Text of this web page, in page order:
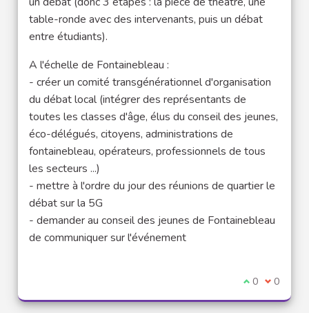
table-ronde avec des intervenants, puis un débat
entre étudiants).
A l'échelle de Fontainebleau :
- créer un comité transgénérationnel d'organisation
du débat local (intégrer des représentants de
toutes les classes d'âge, élus du conseil des jeunes,
éco-délégués, citoyens, administrations de
fontainebleau, opérateurs, professionnels de tous
les secteurs ...)
- mettre à l'ordre du jour des réunions de quartier le
débat sur la 5G
- demander au conseil des jeunes de Fontainebleau
de communiquer sur l'événement
I agree with
0 I 0